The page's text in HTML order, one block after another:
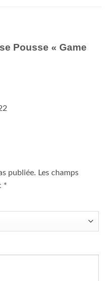
Pousse « Game
publiée. Les champs
*